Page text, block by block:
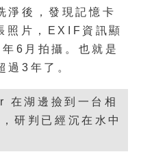
淨後，發現記憶卡
照片，EXIF資訊顯
6月拍攝。也就是
過3年了。